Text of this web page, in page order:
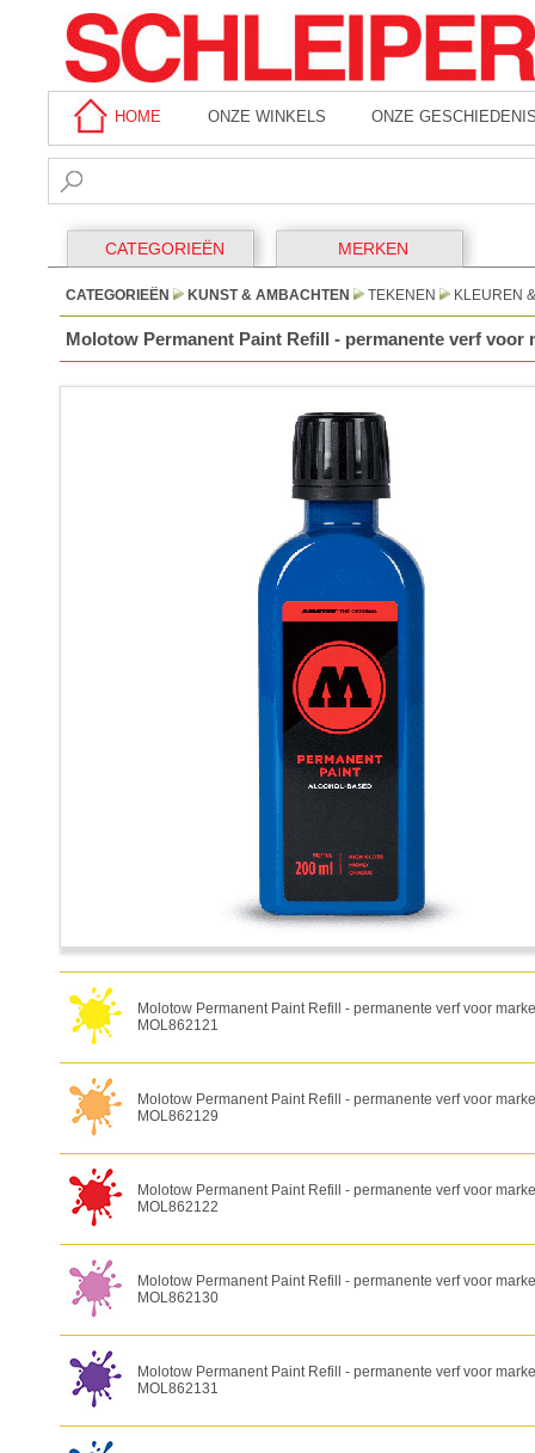
HOME ONZE WINKELS ONZE
CATEGORIEËN MERKEN
CATEGORIEËN KUNST & AMBACHTEN TEKENEN KLEUREN
Molotow Permanent Paint Refill - permanente verf voor
Molotow Permanent Paint Refill - permanente verf voor
MOL862121
Molotow Permanent Paint Refill - permanente verf voor
MOL862129
Molotow Permanent Paint Refill - permanente verf voor
MOL862122
Molotow Permanent Paint Refill - permanente verf voor
MOL862130
Molotow Permanent Paint Refill - permanente verf voor
MOL862131